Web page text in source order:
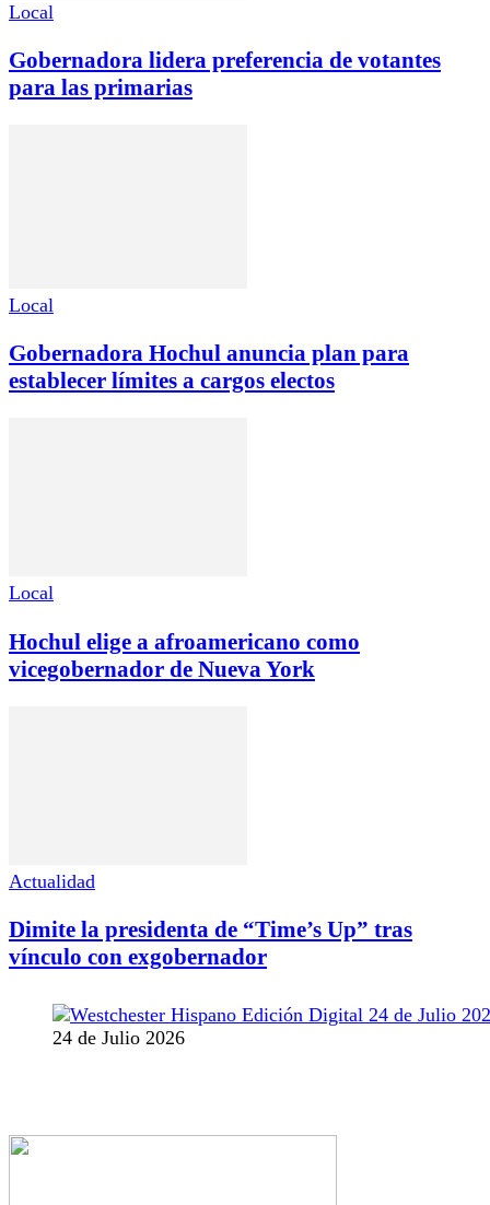
Local
Gobernadora lidera preferencia de votantes
para las primarias
Local
Gobernadora Hochul anuncia plan para
establecer límites a cargos electos
Local
Hochul elige a afroamericano como
vicegobernador de Nueva York
Actualidad
Dimite la presidenta de “Time’s Up” tras
vínculo con exgobernador
24 de Julio 2026